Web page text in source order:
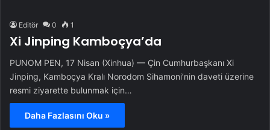
Editör 0 1
Xi Jinping Kamboçya’da
PUNOM PEN, 17 Nisan (Xinhua) — Çin Cumhurbaşkanı Xi
Jinping, Kamboçya Kralı Norodom Sihamoni’nin daveti üzerine
resmi ziyarette bulunmak için…
Daha Fazlasını Oku »